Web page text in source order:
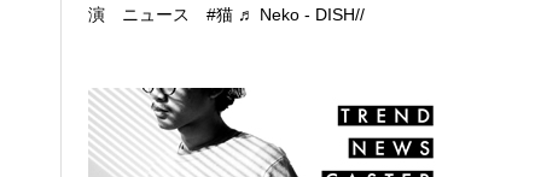
演 ニュース#猫 ♬ Neko - DISH//